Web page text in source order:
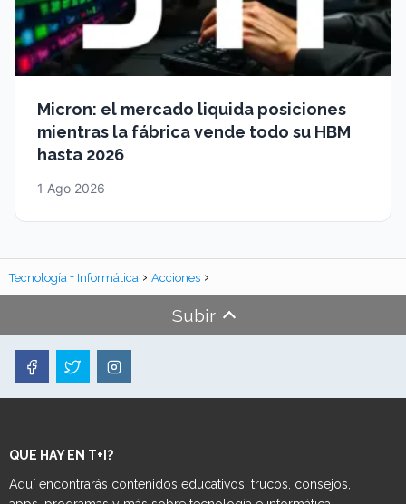
Micron: el mercado liquida posiciones
mientras la fábrica vende todo su HBM
hasta 2026
1 Ago 2026
Tecnología + Informática Acciones
Subir
QUE HAY EN T+I?
Aquí encontrarás contenidos educativos, trucos, consejos,